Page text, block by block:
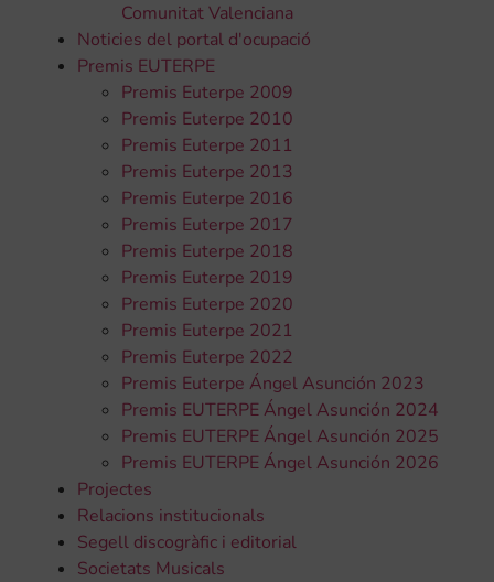
Comunitat Valenciana
Noticies del portal d'ocupació
Premis EUTERPE
Premis Euterpe 2009
Premis Euterpe 2010
Premis Euterpe 2011
Premis Euterpe 2013
Premis Euterpe 2016
Premis Euterpe 2017
Premis Euterpe 2018
Premis Euterpe 2019
Premis Euterpe 2020
Premis Euterpe 2021
Premis Euterpe 2022
Premis Euterpe Ángel Asunción 2023
Premis EUTERPE Ángel Asunción 2024
Premis EUTERPE Ángel Asunción 2025
Premis EUTERPE Ángel Asunción 2026
Projectes
Relacions institucionals
Segell discogràfic i editorial
Societats Musicals